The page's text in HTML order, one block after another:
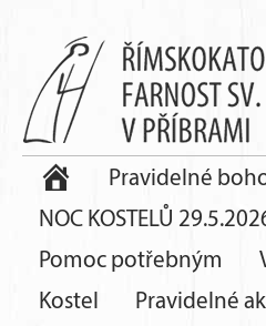
Pravidelné
NOC KOSTELŮ
Pomoc potřebným
Kostel
Pravidelné